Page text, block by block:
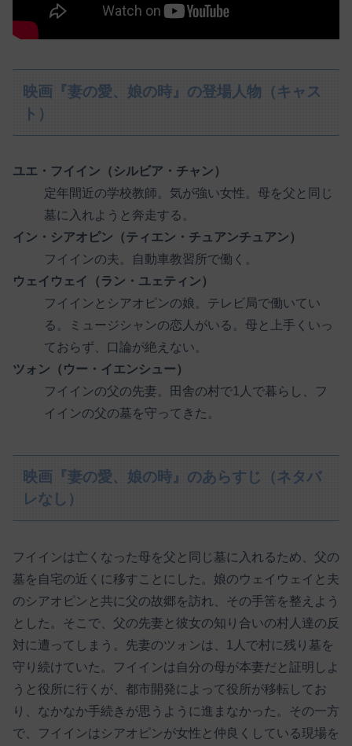
映画『妻の愛、娘の時』の登場人物（キャス
ト）
ユエ・フイイン（シルビア・チャン）
定年間近の学校教師。気が強い女性。母を父と同じ
墓に入れようと奔走する。
イン・シアオピン（ティエン・チュアンチュアン）
フイインの夫。自動車教習所で働く。
ウェイウェイ（ラン・ユェティン）
フイインとシアオピンの娘。テレビ局で働いてい
る。ミュージシャンの恋人がいる。母と上手くいっ
ておらず、口論が絶えない。
ツォン（ウー・イエンシュー）
フイインの父の先妻。田舎の村で1人で暮らし、フ
イインの父の墓を守ってきた。
映画『妻の愛、娘の時』のあらすじ（ネタバ
レなし）
フイインは亡くなった母を父と同じ墓に入れるため、父の
墓を自宅の近くに移すことにした。娘のウェイウェイと夫
のシアオピンと共に父の故郷を訪れ、その手筈を整えよう
とした。そこで、父の先妻と彼女の知り合いの村人達の反
対に遭ってしまう。先妻のツォンは、1人で村に残り墓を
守り続けていた。フイインは自分の母が本妻だと証明しよ
うと役所に行くが、都市開発によって役所が移転してお
り、なかなか手続きが思うように進まなかった。その一方
で、フイインはシアオピンが女性と仲良くしている現場を